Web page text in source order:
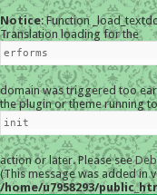
Notice: Function
Translation loading for the
erforms
domain was triggered too
the plugin or theme running
init
action or later. Please see
(This message was added in
/home/u7958293/